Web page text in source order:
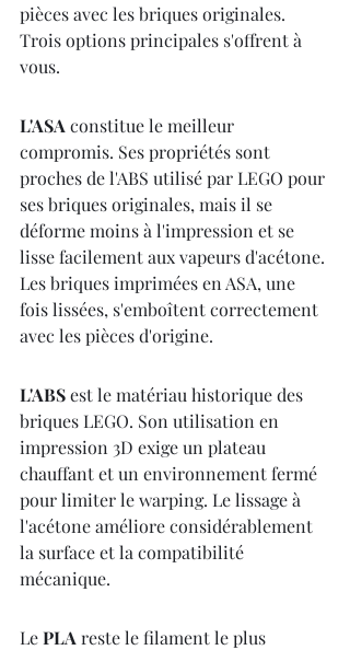
pièces avec les briques originales.
Trois options principales s'offrent à
vous.
L'ASA constitue le meilleur
compromis. Ses propriétés sont
proches de l'ABS utilisé par LEGO pour
ses briques originales, mais il se
déforme moins à l'impression et se
lisse facilement aux vapeurs d'acétone.
Les briques imprimées en ASA, une
fois lissées, s'emboîtent correctement
avec les pièces d'origine.
L'ABS est le matériau historique des
briques LEGO. Son utilisation en
impression 3D exige un plateau
chauffant et un environnement fermé
pour limiter le warping. Le lissage à
l'acétone améliore considérablement
la surface et la compatibilité
mécanique.
Le PLA reste le filament le plus